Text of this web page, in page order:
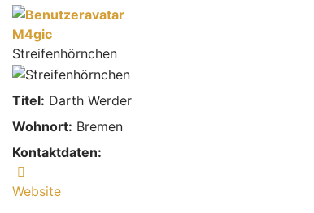
M4gic
Streifenhörnchen
Titel: Darth Werder
Wohnort: Bremen
Kontaktdaten:
Website